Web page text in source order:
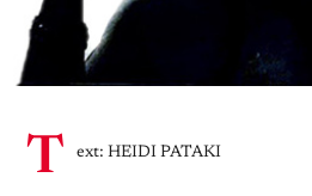
T ext: HEIDI PATAKI